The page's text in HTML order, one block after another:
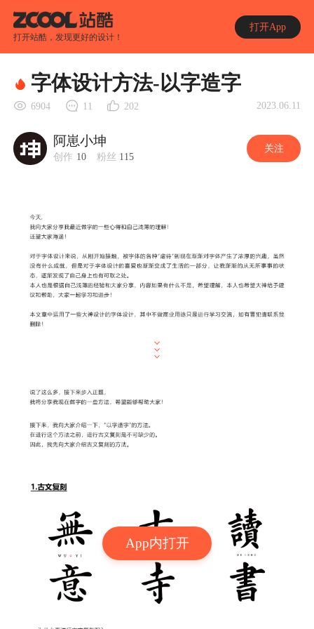
打开站酷，发现更好的设计！
打开App
App内打开
字体设计方法-以字造字
6904 11 202 2023.06.11
阿崽小坤
创作 10 粉丝 115
关注